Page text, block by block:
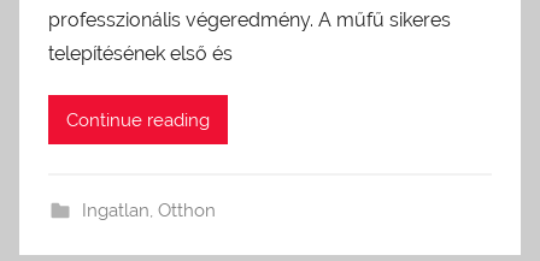
professzionális végeredmény. A műfű sikeres
telepítésének első és
Continue reading
Ingatlan, Otthon